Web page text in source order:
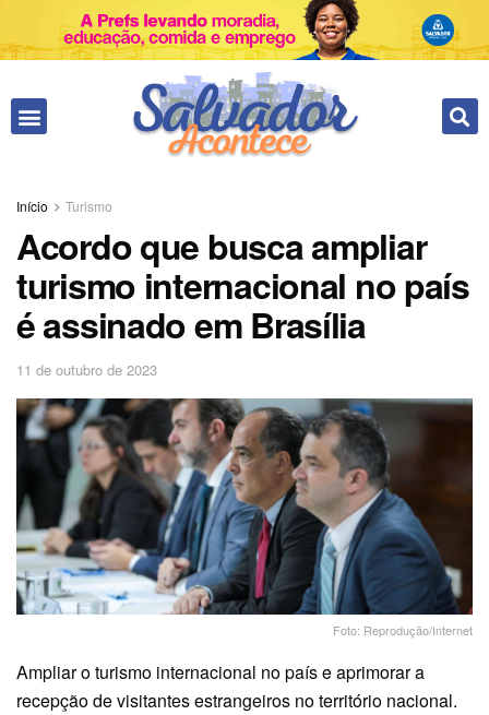
Início Turismo
Acordo que busca ampliar
turismo internacional no país
é assinado em Brasília
11 de outubro de 2023
Foto: Reprodução/Internet
Ampliar o turismo internacional no país e aprimorar a
recepção de visitantes estrangeiros no território nacional.